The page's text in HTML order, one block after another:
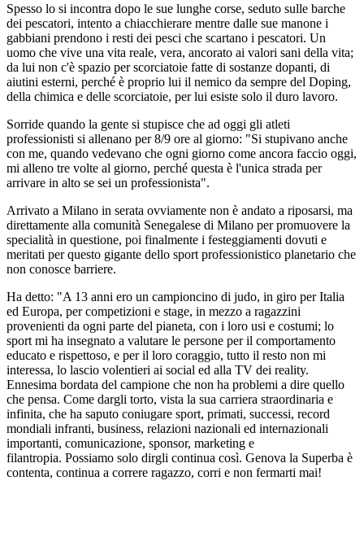
Spesso lo si incontra dopo le sue lunghe corse, seduto sulle barche
dei pescatori, intento a chiacchierare mentre dalle sue manone i
gabbiani prendono i resti dei pesci che scartano i pescatori. Un
uomo che vive una vita reale, vera, ancorato ai valori sani della vita;
da lui non c'è spazio per scorciatoie fatte di sostanze dopanti, di
aiutini esterni, perché è proprio lui il nemico da sempre del Doping,
della chimica e delle scorciatoie, per lui esiste solo il duro lavoro.
Sorride quando la gente si stupisce che ad oggi gli atleti
professionisti si allenano per 8/9 ore al giorno: "Si stupivano anche
con me, quando vedevano che ogni giorno come ancora faccio oggi,
mi alleno tre volte al giorno, perché questa è l'unica strada per
arrivare in alto se sei un professionista".
Arrivato a Milano in serata ovviamente non è andato a riposarsi, ma
direttamente alla comunità Senegalese di Milano per promuovere la
specialità in questione, poi finalmente i festeggiamenti dovuti e
meritati per questo gigante dello sport professionistico planetario che
non conosce barriere.
Ha detto: "A 13 anni ero un campioncino di judo, in giro per Italia
ed Europa, per competizioni e stage, in mezzo a ragazzini
provenienti da ogni parte del pianeta, con i loro usi e costumi; lo
sport mi ha insegnato a valutare le persone per il comportamento
educato e rispettoso, e per il loro coraggio, tutto il resto non mi
interessa, lo lascio volentieri ai social ed alla TV dei reality.
Ennesima bordata del campione che non ha problemi a dire quello
che pensa. Come dargli torto, vista la sua carriera straordinaria e
infinita, che ha saputo coniugare sport, primati, successi, record
mondiali infranti, business, relazioni nazionali ed internazionali
importanti, comunicazione, sponsor, marketing e
filantropia. Possiamo solo dirgli continua così. Genova la Superba è
contenta, continua a correre ragazzo, corri e non fermarti mai!